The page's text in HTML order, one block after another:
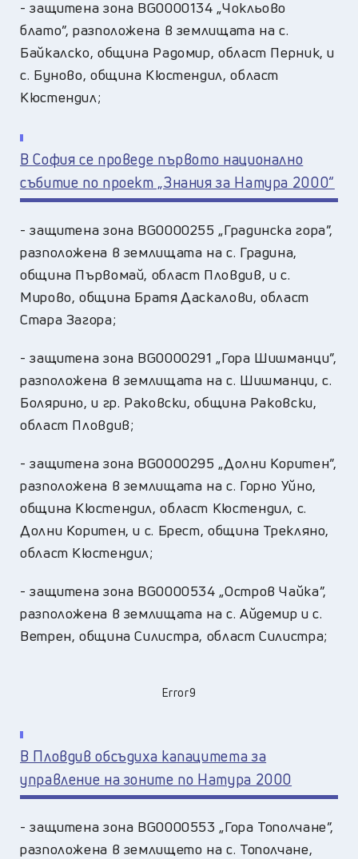
- защитена зона BG0000134 „Чокльово
блато”, разположена в землищата на с.
Байкалско, община Радомир, област Перник, и
с. Буново, община Кюстендил, област
Кюстендил;
В София се проведе първото национално
събитие по проект „Знания за Натура 2000“
- защитена зона BG0000255 „Градинска гора”,
разположена в землищата на с. Градина,
община Първомай, област Пловдив, и с.
Мирово, община Братя Даскалови, област
Стара Загора;
- защитена зона BG0000291 „Гора Шишманци”,
разположена в землищата на с. Шишманци, с.
Болярино, и гр. Раковски, община Раковски,
област Пловдив;
- защитена зона BG0000295 „Долни Коритен”,
разположена в землищата на с. Горно Уйно,
община Кюстендил, област Кюстендил, с.
Долни Коритен, и с. Брест, община Трекляно,
област Кюстендил;
- защитена зона BG0000534 „Остров Чайка”,
разположена в землищата на с. Айдемир и с.
Ветрен, община Силистра, област Силистра;
Error9
В Пловдив обсъдиха капацитета за
управление на зоните по Натура 2000
- защитена зона BG0000553 „Гора Тополчане”,
разположена в землището на с. Тополчане,